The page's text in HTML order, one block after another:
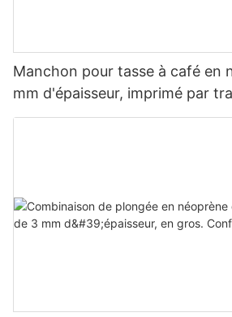
Manchon pour tasse à café en
mm d'épaisseur, imprimé par
thermique.